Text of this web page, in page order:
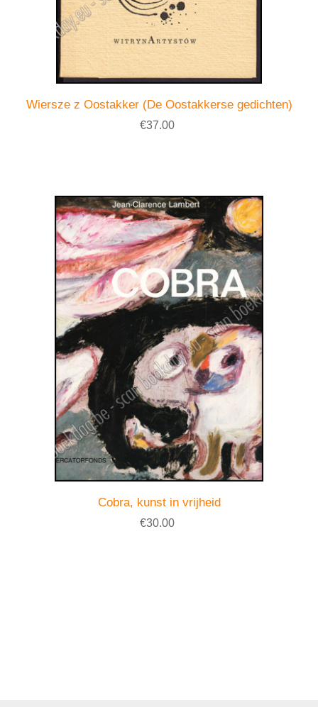
Wiersze z Oostakker (De Oostakkerse gedichten)
€37.00
Cobra, kunst in vrijheid
€30.00